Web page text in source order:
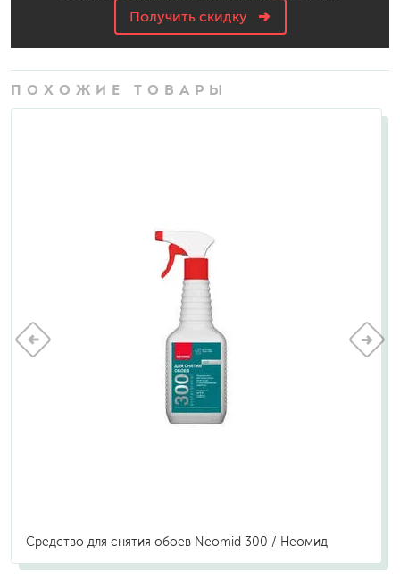
Получить скидку
ПОХОЖИЕ ТОВАРЫ
Средство для снятия обоев Neomid 300 / Неомид